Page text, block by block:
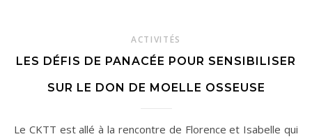
ACTIVITÉS
LES DÉFIS DE PANACÉE POUR SENSIBILISER
SUR LE DON DE MOELLE OSSEUSE
Le CKTT est allé à la rencontre de Florence et Isabelle qui